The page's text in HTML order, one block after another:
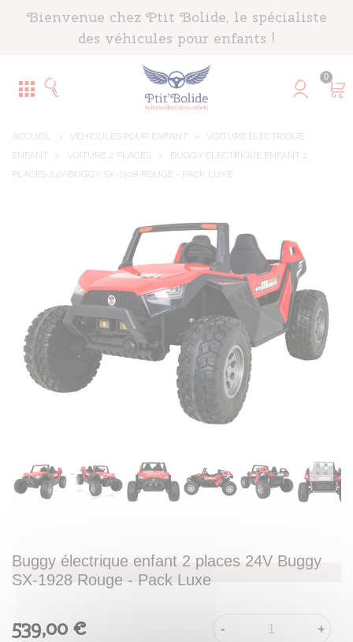
Bienvenue chez Ptit Bolide, le spécialiste
des véhicules pour enfants !
0
ACCUEIL > VÉHICULES POUR ENFANT >
VOITURE ÉLECTRIQUE
ENFANT
> VOITURE 2 PLACES >
BUGGY ÉLECTRIQUE ENFANT 2
PLACES 24V BUGGY SX-1928 ROUGE - PACK LUXE
Buggy électrique enfant 2 places 24V Buggy
SX-1928 Rouge - Pack Luxe
539,00 € - +